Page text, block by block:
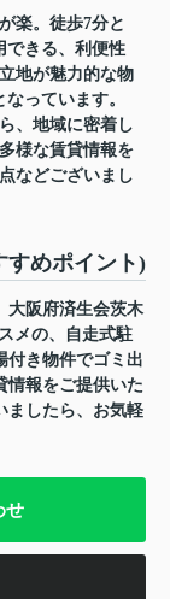
楽。徒歩7分と
できる、利便性
地が魅力的な物
っています。
、地域に密着し
様な賃貸情報を
などございまし
すめポイント)
大阪府済生会茨木
メの、自走式駐
付き物件でゴミ出
情報をご提供いた
ましたら、お気軽
せ